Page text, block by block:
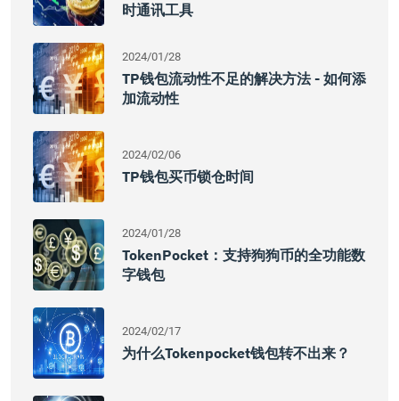
时通讯工具
2024/01/28
TP钱包流动性不足的解决方法 - 如何添
加流动性
2024/02/06
TP钱包买币锁仓时间
2024/01/28
TokenPocket：支持狗狗币的全功能数
字钱包
2024/02/17
为什么tokenpocket钱包转不出来？